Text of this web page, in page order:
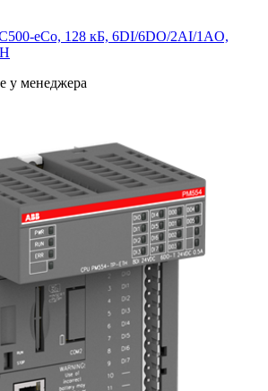
eCo, 128 кБ, 6DI/6DO/2AI/1AO,
у менеджера